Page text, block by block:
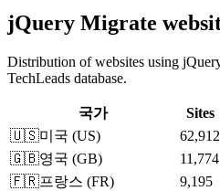
jQuery Migrate
Distribution of websites using
TechLeads database.
국가
Sites
🇺🇸미국 (US)
62,912
🇬🇧영국 (GB)
11,774
🇫🇷프랑스 (FR)
9,195